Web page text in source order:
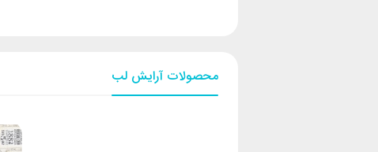
محصولات آرایش لب